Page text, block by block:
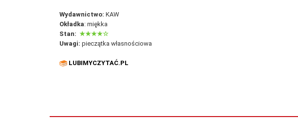
Wydawnictwo: KAW
Okładka: miękka
Stan: ★★★★☆
Uwagi: pieczątka własnościowa
LUBIMYCZYTAĆ.PL